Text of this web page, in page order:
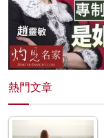
熱門文章